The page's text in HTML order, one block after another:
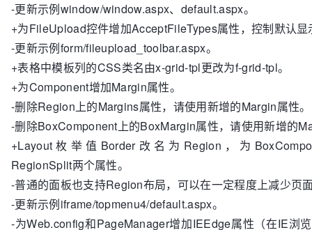
-更新示例window/window.aspx、default.aspx。
+为FileUpload控件增加AcceptFileTypes属性，控制默认
-更新示例form/fileupload_toolbar.aspx。
+表格中模板列的CSS类名由x-grid-tpl更改为f-grid-tpl。
+为Component增加Margin属性。
-删除Region上的Margins属性，请使用新增的Margin属性。
-删除BoxComponent上的BoxMargin属性，请使用新增的
+Layout枚举值Border改名为Region，为
RegionSplit两个属性。
-普通的面板也支持Region布局，可以在一定程度上减少页
-更新示例iframe/topmenu4/default.aspx。
-为Web.config和PageManager增加IEEdge属性（在IE浏